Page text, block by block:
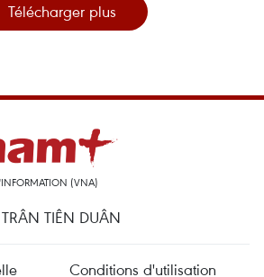
Télécharger plus
(VNA)
TIÊN DUÂN
Conditions d'utilisation